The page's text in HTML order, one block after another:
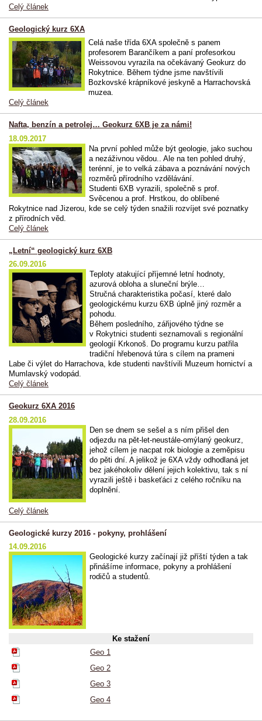
Celý článek
Geologický kurz 6XA
Celá naše třída 6XA společně s panem
profesorem Barančíkem a paní profesorkou
Weissovou vyrazila na očekávaný Geokurz do
Rokytnice. Během týdne jsme navštívili
Bozkovské krápníkové jeskyně a Harrachovská
muzea.
Celý článek
Nafta, benzín a petrolej… Geokurz 6XB je za námi!
18.09.2017
Na první pohled může být geologie, jako suchou
a nezáživnou vědou.. Ale na ten pohled druhý,
terénní, je to velká zábava a poznávání nových
rozměrů přírodního vzdělávání.
Studenti 6XB vyrazili, společně s prof.
Svěcenou a prof. Hrstkou, do oblíbené
Rokytnice nad Jizerou, kde se celý týden snažili rozvíjet své poznatky
z přírodních věd.
Celý článek
„Letní“ geologický kurz 6XB
26.09.2016
Teploty atakující příjemné letní hodnoty,
azurová obloha a sluneční brýle…
Stručná charakteristika počasí, které dalo
geologickému kurzu 6XB úplně jiný rozměr a
pohodu.
Během posledního, zářijového týdne se
v Rokytnici studenti seznamovali s regionální
geologií Krkonoš. Do programu kurzu patřila
tradiční hřebenová túra s cílem na prameni
Labe či výlet do Harrachova, kde studenti navštívili Muzeum hornictví a
Mumlavský vodopád.
Celý článek
Geokurz 6XA 2016
28.09.2016
Den se dnem se sešel a s ním přišel den
odjezdu na pět-let-neustále-omýlaný geokurz,
jehož cílem je nacpat rok biologie a zeměpisu
do pěti dní. A jelikož je 6XA vždy odhodlaná jet
bez jakéhokoliv dělení jejich kolektivu, tak s ní
vyrazili ještě i baskeťáci z celého ročníku na
doplnění.
Celý článek
Geologické kurzy 2016 - pokyny, prohlášení
14.09.2016
Geologické kurzy začínají již příští týden a tak
přinášíme informace, pokyny a prohlášení
rodičů a studentů.
Ke stažení
Geo 1
Geo 2
Geo 3
Geo 4